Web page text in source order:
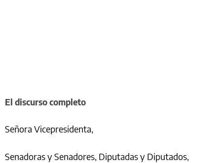
El discurso completo
Señora Vicepresidenta,
Senadoras y Senadores, Diputadas y Diputados,